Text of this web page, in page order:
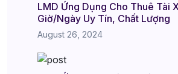
LMD Ứng Dụng Cho Thuê Tài
Giờ/Ngày Uy Tín, Chất Lượng
August 26, 2024